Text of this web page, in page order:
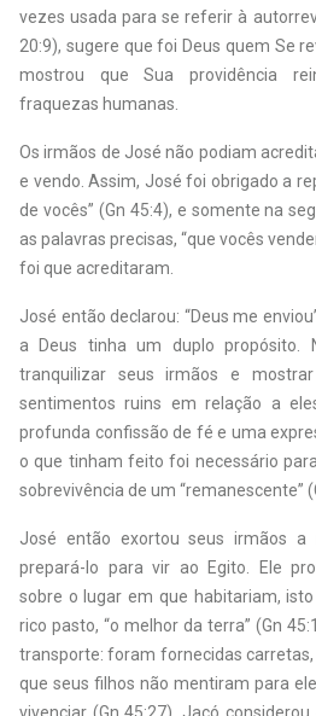
vezes usada para se referir à
20:9), sugere que foi Deus quem Se
mostrou que Sua providência
fraquezas humanas.
Os irmãos de José não podiam
e vendo. Assim, José foi obrigado a
de vocês” (Gn 45:4), e somente na
as palavras precisas, “que vocês
foi que acreditaram.
José então declarou: “Deus me
a Deus tinha um duplo propósito.
tranquilizar seus irmãos e
sentimentos ruins em relação a
profunda confissão de fé e uma
o que tinham feito foi necessário
sobrevivência de um “remanescente”
José então exortou seus irmãos
prepará-lo para vir ao Egito. Ele
sobre o lugar em que habitariam,
rico pasto, “o melhor da terra” (Gn
transporte: foram fornecidas carretas,
que seus filhos não mentiram para